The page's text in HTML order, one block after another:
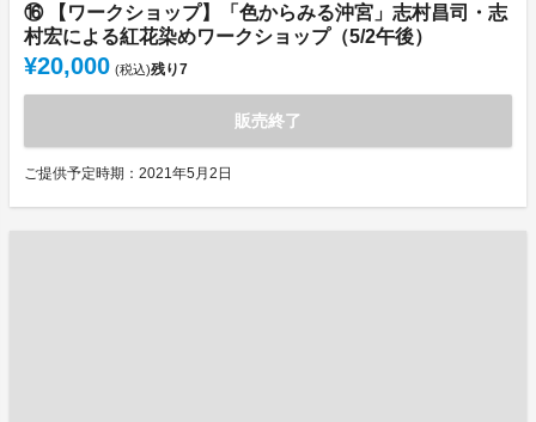
⑯ 【ワークショップ】「色からみる沖宮」志村昌司・志
村宏による紅花染めワークショップ（5/2午後）
¥20,000 (税込)残り7
販売終了
ご提供予定時期：2021年5月2日